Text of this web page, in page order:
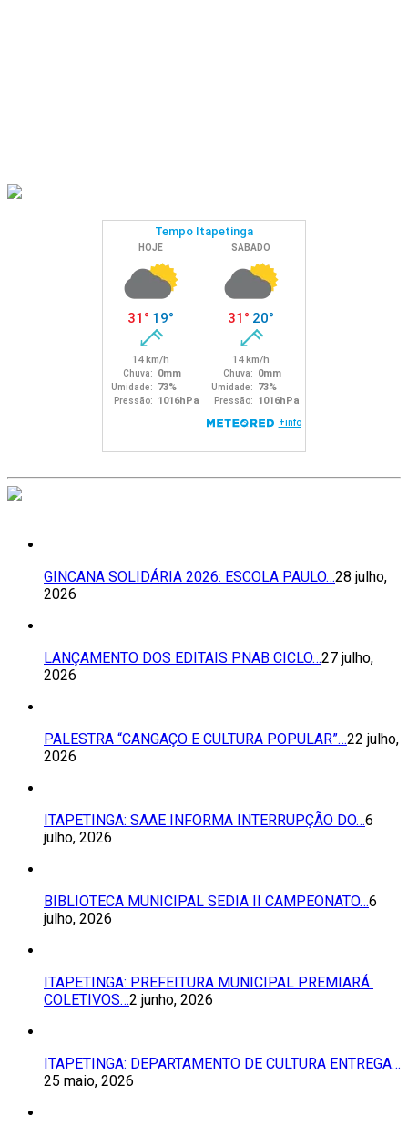
GINCANA SOLIDÁRIA 2026: ESCOLA PAULO…28 julho,
2026
LANÇAMENTO DOS EDITAIS PNAB CICLO…27 julho,
2026
PALESTRA “CANGAÇO E CULTURA POPULAR”…22 julho,
2026
ITAPETINGA: SAAE INFORMA INTERRUPÇÃO DO…6
julho, 2026
BIBLIOTECA MUNICIPAL SEDIA II CAMPEONATO…6
julho, 2026
ITAPETINGA: PREFEITURA MUNICIPAL PREMIARÁ
COLETIVOS…2 junho, 2026
ITAPETINGA: DEPARTAMENTO DE CULTURA ENTREGA…
25 maio, 2026